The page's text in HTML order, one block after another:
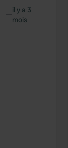
—il y a 3
mois